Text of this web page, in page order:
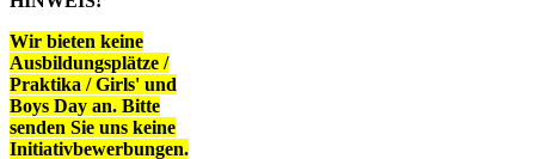
Wir bieten keine
Ausbildungsplätze /
Praktika / Girls' und
Boys Day an. Bitte
senden Sie uns keine
Initiativbewerbungen.